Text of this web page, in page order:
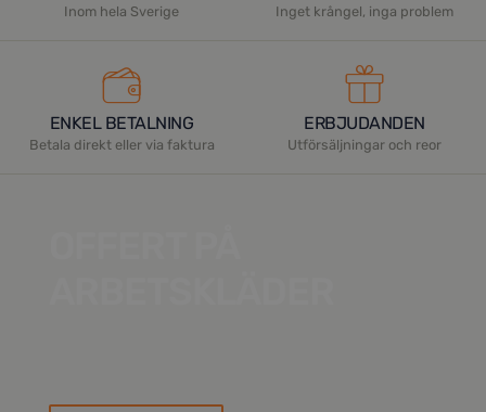
Inom hela Sverige Inget krångel, inga problem
ENKEL BETALNING
Betala direkt eller via faktura
ERBJUDANDEN
Utförsäljningar och reor